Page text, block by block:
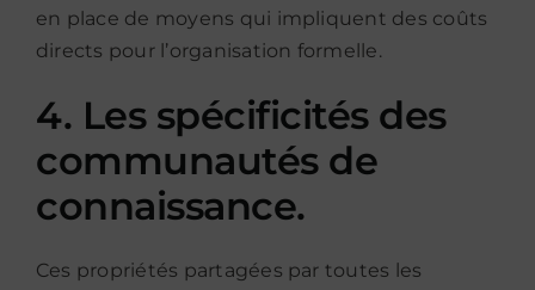
en place de moyens qui impliquent des coûts
directs pour l’organisation formelle.
4. Les spécificités des
communautés de
connaissance.
Ces propriétés partagées par toutes les